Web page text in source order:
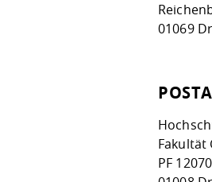
01069
Fakultät
PF